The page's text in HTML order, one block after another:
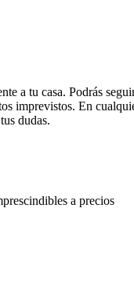
a tu casa. Podrás
imprevistos. En
dudas.
a precios